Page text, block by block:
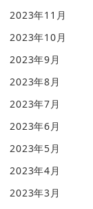
2023年11月
2023年10月
2023年9月
2023年8月
2023年7月
2023年6月
2023年5月
2023年4月
2023年3月